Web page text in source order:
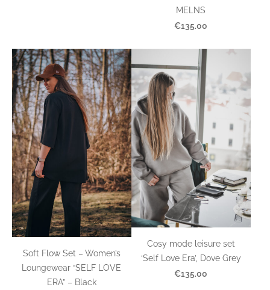
MELNS
€135.00
Soft Flow Set – Women’s
Loungewear “SELF LOVE
ERA” – Black
Cosy mode leisure set
‘Self Love Era’, Dove Grey
€135.00